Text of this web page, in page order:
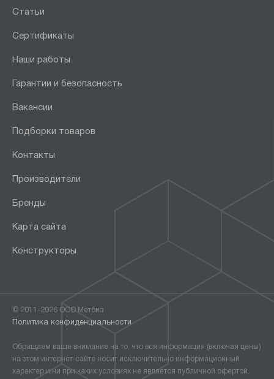
Статьи
Сертификаты
Наши работы
Гарантии и безопасность
Вакансии
Подборки товаров
Контакты
Производители
Бренды
Карта сайта
Конструкторы
© 2011-2026 ООО Метбиз
Политика конфиденциальности
Обращаем ваше внимание на то, что вся информация (включая цены)
на этом интернет-сайте носит исключительно информационный
характер и ни при каких условиях не является публичной офертой,